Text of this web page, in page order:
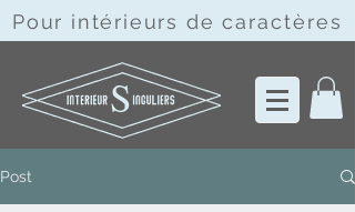
Pour intérieurs decaractères
Post